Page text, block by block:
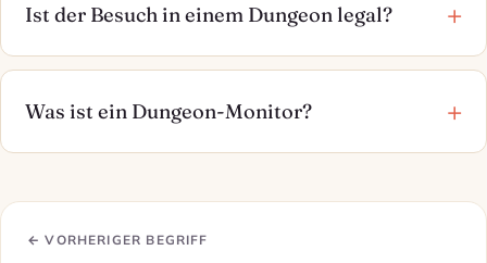
Ist der Besuch in einem Dungeon legal?
Was ist ein Dungeon-Monitor?
← VORHERIGER BEGRIFF